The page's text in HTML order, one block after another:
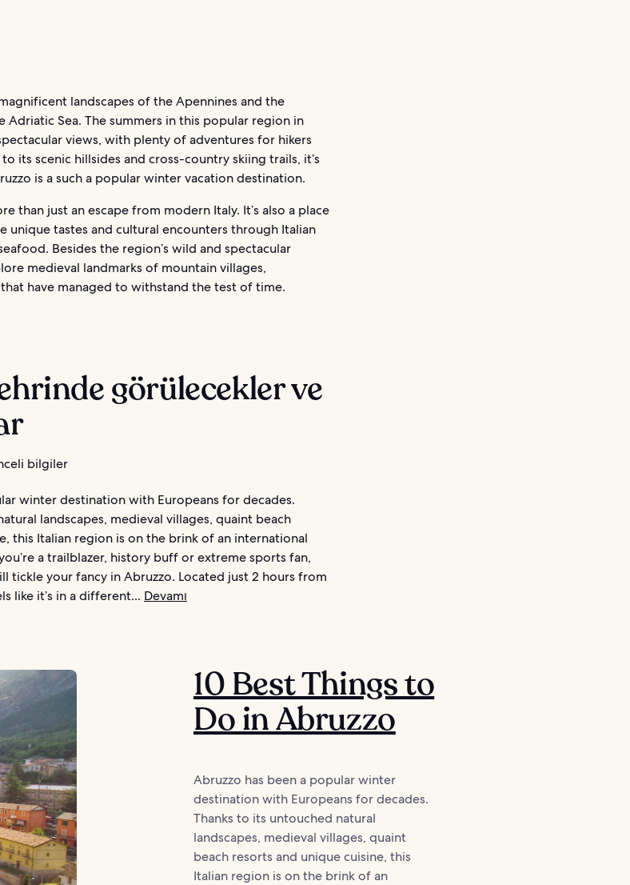
landscapes of the Apennines and the
Adriatic Sea. The summers in this popular region in
views, with plenty of adventures for hikers
its scenic hillsides and cross-country skiing trails, it’s
is a such a popular winter vacation destination.
than just an escape from modern Italy. It’s also a place
unique tastes and cultural encounters through Italian
Besides the region’s wild and spectacular
medieval landmarks of mountain villages,
have managed to withstand the test of time.
görülecekler ve
bilgiler
winter destination with Europeans for decades.
landscapes, medieval villages, quaint beach
this Italian region is on the brink of an international
a trailblazer, history buff or extreme sports fan,
tickle your fancy in Abruzzo. Located just 2 hours from
like it’s in a different... Devamı
10 Best Things to
Do in Abruzzo
Abruzzo has been a popular winter
destination with Europeans for decades.
Thanks to its untouched natural
landscapes, medieval villages, quaint
beach resorts and unique cuisine, this
Italian region is on the brink of an